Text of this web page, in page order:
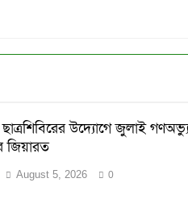
উদ্যোগে জুলাই
August 5, 2026 0